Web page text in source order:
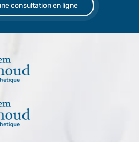
consultation en ligne